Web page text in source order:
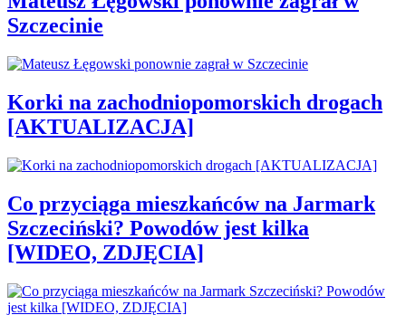
Szczecinie
Korki na zachodniopomorskich drogach
[AKTUALIZACJA]
Co przyciąga mieszkańców na Jarmark
Szczeciński? Powodów jest kilka
[WIDEO, ZDJĘCIA]